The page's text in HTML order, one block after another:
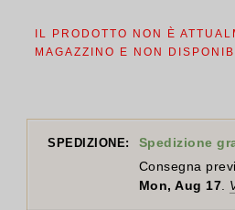
IL PRODOTTO NON È
MAGAZZINO E NON
SPEDIZIONE:
Spedizione
Consegna
Mon, Aug 17